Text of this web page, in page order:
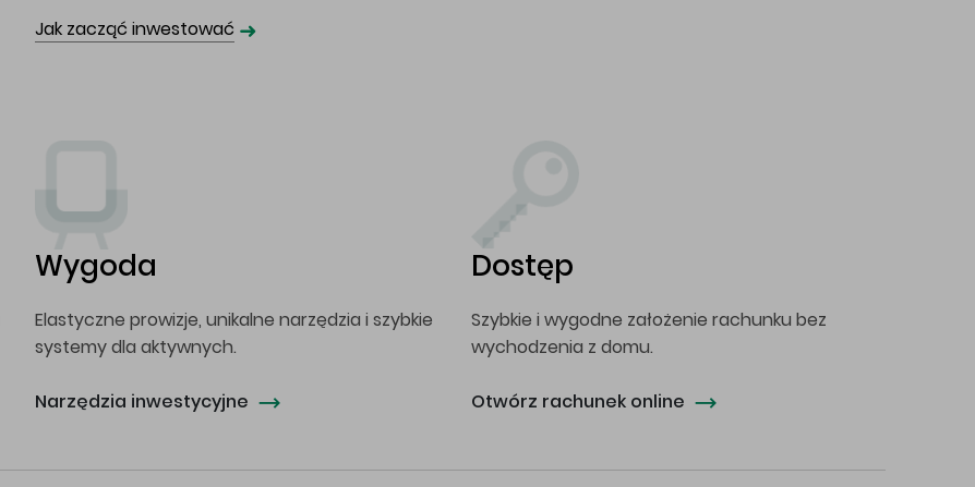
Jak zacząć inwestować ➜
Wygoda
Elastyczne prowizje, unikalne narzędzia i szybkie
systemy dla aktywnych.
Narzędzia inwestycyjne
Dostęp
Szybkie i wygodne założenie rachunku bez
wychodzenia z domu.
Otwórz rachunek online